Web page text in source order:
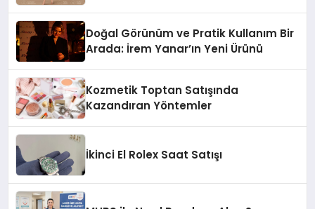
Doğal Görünüm ve Pratik Kullanım Bir
Arada: İrem Yanar’ın Yeni Ürünü
Kozmetik Toptan Satışında
Kazandıran Yöntemler
İkinci El Rolex Saat Satışı